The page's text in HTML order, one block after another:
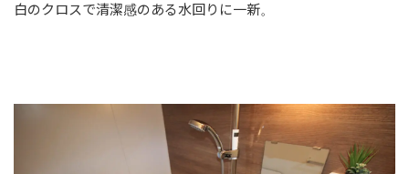
白のクロスで清潔感のある水回りに一新。